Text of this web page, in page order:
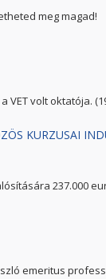
meg magad!
VET volt oktatója.
KURZUSAI
237.000
emeritus